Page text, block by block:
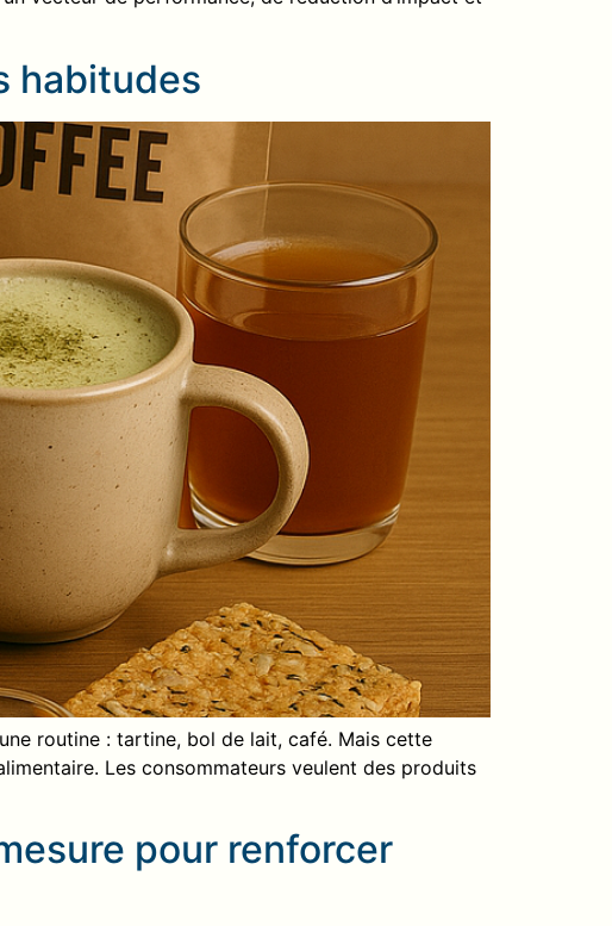
vecteur de performance, de réduction d’impact et
habitudes
routine : tartine, bol de lait, café. Mais cette
Les consommateurs veulent des produits
pour renforcer